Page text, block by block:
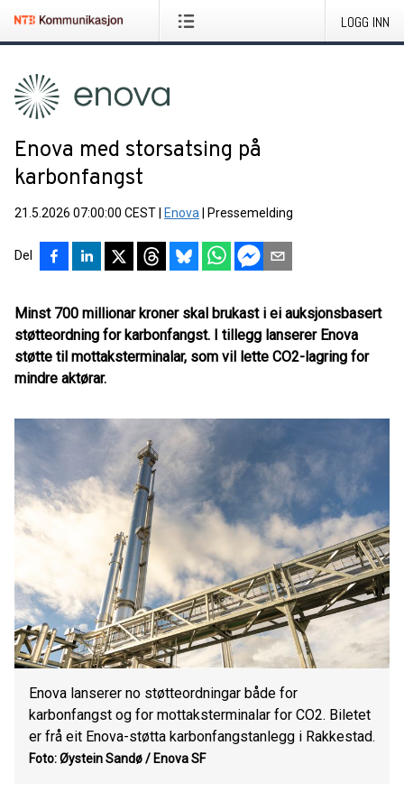
LOGG INN
Enova med storsatsing på
karbonfangst
21.5.2026 07:00:00 CEST Enova Pressemelding
Del
Minst 700 millionar kroner skal brukast i ei auksjonsbasert
støtteordning for karbonfangst. I tillegg lanserer Enova
støtte til mottaksterminalar, som vil lette CO2-lagring for
mindre aktørar.
Enova lanserer no støtteordningar både for
karbonfangst og for mottaksterminalar for CO2. Biletet
er frå eit Enova-støtta karbonfangstanlegg i Rakkestad.
Foto: Øystein Sandø / Enova SF